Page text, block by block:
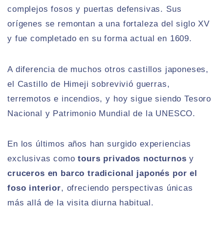
complejos fosos y puertas defensivas. Sus
orígenes se remontan a una fortaleza del siglo XV
y fue completado en su forma actual en 1609.
A diferencia de muchos otros castillos japoneses,
el Castillo de Himeji sobrevivió guerras,
terremotos e incendios, y hoy sigue siendo Tesoro
Nacional y Patrimonio Mundial de la UNESCO.
En los últimos años han surgido experiencias
exclusivas comotours privados nocturnos y
cruceros en barco tradicional japonés por el
foso interior, ofreciendo perspectivas únicas
más allá de la visita diurna habitual.